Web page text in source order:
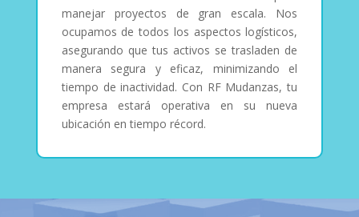
manejar proyectos de gran escala. Nos
ocupamos de todos los aspectos logísticos,
asegurando que tus activos se trasladen de
manera segura y eficaz, minimizando el
tiempo de inactividad. Con RF Mudanzas, tu
empresa estará operativa en su nueva
ubicación en tiempo récord.